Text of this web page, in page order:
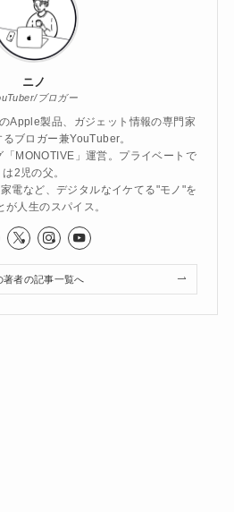
ニノ
ブロガー
Apple製品、ガジェット情報の専門家
ブロガー兼YouTuber。
MONOTIVE」運営。プライベートで
は2児の父。
電など、デジタルなイケてる"モノ"を
が人生のスパイス。
著者の記事一覧へ